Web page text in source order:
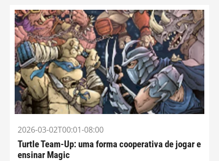
2026-03-02T00:01-08:00
Turtle Team-Up: uma forma cooperativa de jogar e
ensinar Magic